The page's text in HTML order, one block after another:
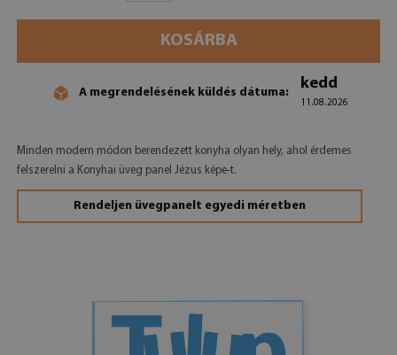
KOSÁRBA
A megrendelésének küldés dátuma:
kedd
11.08.2026
Minden modern módon berendezett konyha olyan hely, ahol érdemes
felszerelni a Konyhai üveg panel Jézus képe-t.
Rendeljen üvegpanelt egyedi méretben